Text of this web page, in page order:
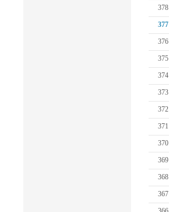
378
377
376
375
374
373
372
371
370
369
368
367